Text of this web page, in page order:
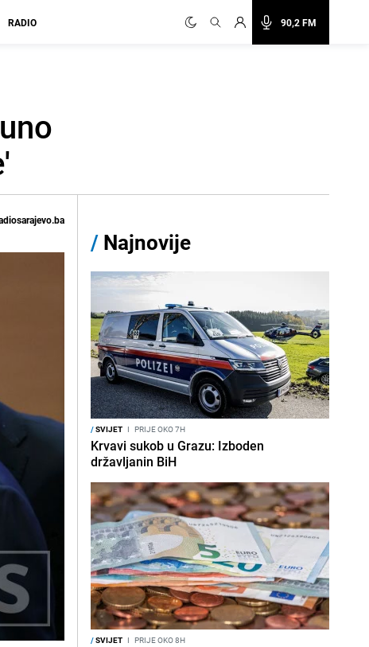
90,2 FM
RADIO
/ Najnovije
/SVIJET I PRIJE OKO 7H
Krvavi sukob u Grazu: Izboden
državljanin BiH
/SVIJET I PRIJE OKO 8H